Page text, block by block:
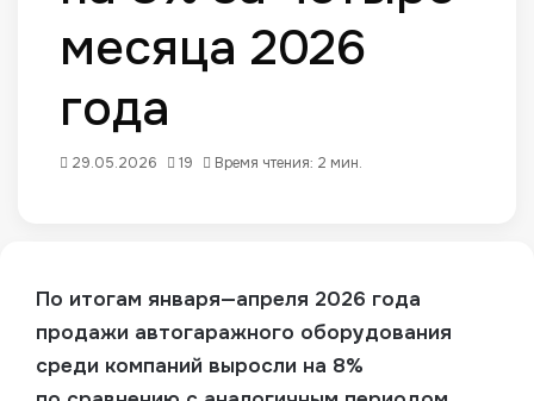
месяца 2026
года
29.05.2026 19 Время чтения: 2 мин.
По итогам января—апреля 2026 года
продажи автогаражного оборудования
среди компаний выросли на 8%